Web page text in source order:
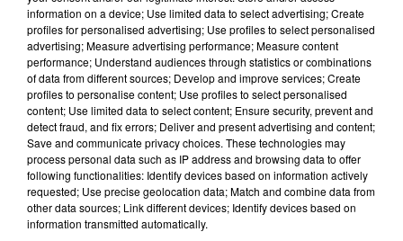
Boris Blais
L'info près de chez vous
Changement de commission pour Jean-Marie Fiévet :
le député deux-sévrien se dit fier des travaux qu’il a pu
mener pour le verdissement des flottes automobiles
des entreprises.
La route a encore tué ce week-end dans les Deux-
Sèvres. Une collision frontale samedi après-midi entre
Niort et Parthenay a feit 3 morts.
Les gendarmes sur les routes avec des contrôles
information on a device; Use limited data to select advertising; Create
profiles for personalised advertising; Use profiles to select personalised
advertising; Measure advertising performance; Measure content
performance; Understand audiences through statistics or combinations
of data from different sources; Develop and improve services; Create
profiles to personalise content; Use profiles to select personalised
content; Use limited data to select content; Ensure security, prevent and
detect fraud, and fix errors; Deliver and present advertising and content;
Save and communicate privacy choices. These technologies may
process personal data such as IP address and browsing data to offer
following functionalities: Identify devices based on information actively
requested; Use precise geolocation data; Match and combine data from
other data sources; Link different devices; Identify devices based on
information transmitted automatically.